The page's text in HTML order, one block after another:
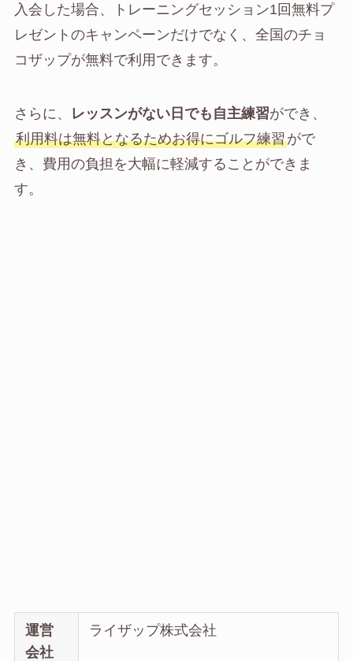
入会した場合、トレーニングセッション1回無料プ
レゼントのキャンペーンだけでなく、全国のチョ
コザップが無料で利用できます。
さらに、 レッスンがない日でも自主練習ができ、
利用料は無料となるためお得にゴルフ練習がで
き、費用の負担を大幅に軽減することができま
す。
運営
会社
ライザップ株式会社